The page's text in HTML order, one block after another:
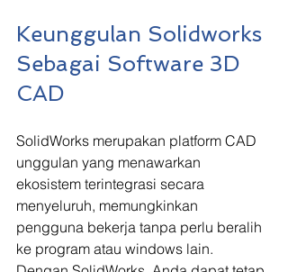
Keunggulan Solidworks
Sebagai Software 3D
CAD
SolidWorks merupakan platform CAD
unggulan yang menawarkan
ekosistem terintegrasi secara
menyeluruh, memungkinkan
pengguna bekerja tanpa perlu beralih
ke program atau windows lain.